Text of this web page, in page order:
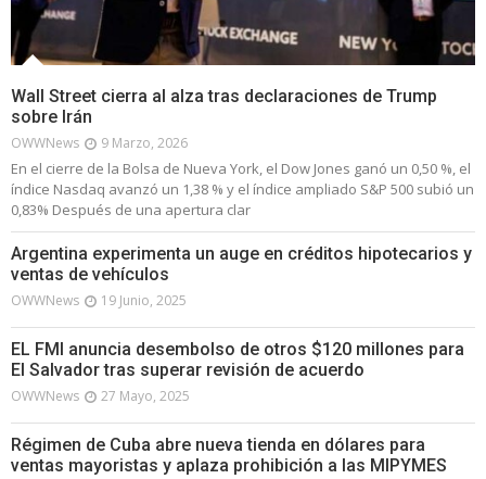
Wall Street cierra al alza tras declaraciones de Trump
sobre Irán
OWWNews 9 Marzo, 2026
En el cierre de la Bolsa de Nueva York, el Dow Jones ganó un 0,50 %, el
índice Nasdaq avanzó un 1,38 % y el índice ampliado S&P 500 subió un
0,83% Después de una apertura clar
Argentina experimenta un auge en créditos hipotecarios y
ventas de vehículos
OWWNews 19 Junio, 2025
EL FMI anuncia desembolso de otros $120 millones para
El Salvador tras superar revisión de acuerdo
OWWNews 27 Mayo, 2025
Régimen de Cuba abre nueva tienda en dólares para
ventas mayoristas y aplaza prohibición a las MIPYMES